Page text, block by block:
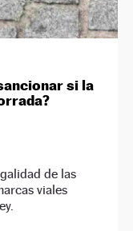
si la
de las
viales